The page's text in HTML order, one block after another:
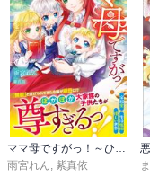
姉も含めてマリーの家
いるので、最初把握し
だとさえ分かれば乗り切
最終的にマリーが家族
ただこれも予想しなか
まさかマリーが家族に
成長は成長だが、こう
った。
逞しくなったなあ。
ママ母ですがっ！～ひとりぼっちだった私が、ぽかぽか大家族の一員になるまで～【電子限定SS付き】
雨宮れん, 紫真依